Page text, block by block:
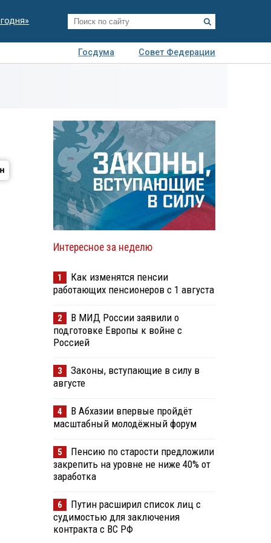
Госдума
Совет Федерации
Интересное за неделю
1
Как изменятся пенсии
работающих пенсионеров с 1 августа
2
В МИД России заявили о
подготовке Европы к войне с
Россией
3
Законы, вступающие в силу в
августе
4
В Абхазии впервые пройдёт
масштабный молодёжный форум
5
Пенсию по старости предложили
закрепить на уровне не ниже 40% от
заработка
6
Путин расширил список лиц с
судимостью для заключения
контракта с ВС РФ